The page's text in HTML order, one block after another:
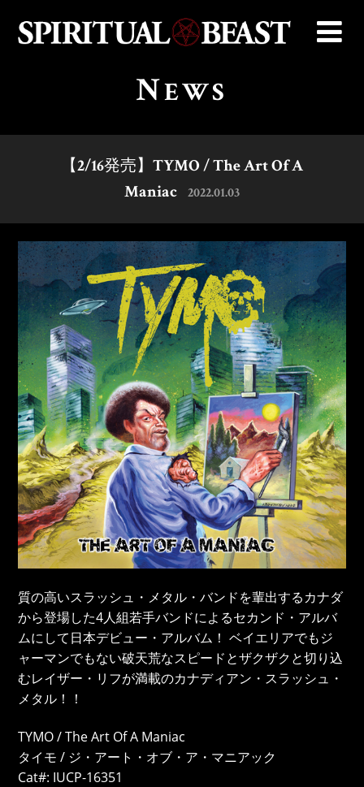
NEWS
【2/16発売】TYMO / The Art Of A
Maniac
2022.01.03
質の高いスラッシュ・メタル・バンドを輩出するカナダ
から登場した4人組若手バンドによるセカンド・アルバ
ムにして日本デビュー・アルバム！ ベイエリアでもジ
ャーマンでもない破天荒なスピードとザクザクと切り込
むレイザー・リフが満載のカナディアン・スラッシュ・
メタル！！
TYMO / The Art Of A Maniac
タイモ / ジ・アート・オブ・ア・マニアック
Cat#: IUCP-16351